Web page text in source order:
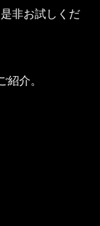
非お試しくだ
介。